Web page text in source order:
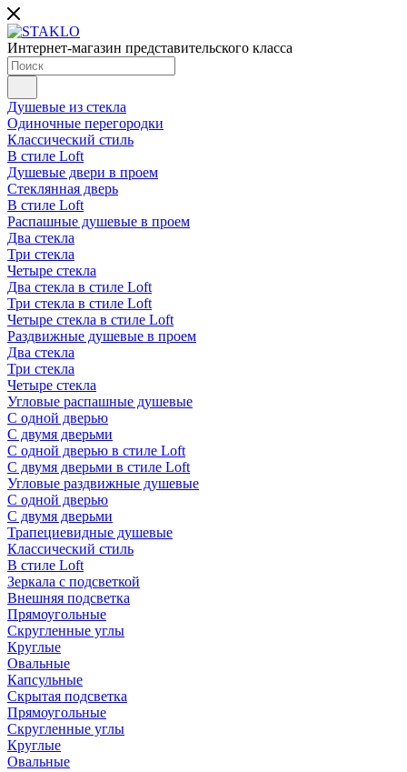
Интернет-магазин представительского класса
Душевые из стекла
Одиночные перегородки
Классический стиль
В стиле Loft
Душевые двери в проем
Стеклянная дверь
В стиле Loft
Распашные душевые в проем
Два стекла
Три стекла
Четыре стекла
Два стекла в стиле Loft
Три стекла в стиле Loft
Четыре стекла в стиле Loft
Раздвижные душевые в проем
Два стекла
Три стекла
Четыре стекла
Угловые распашные душевые
С одной дверью
С двумя дверьми
С одной дверью в стиле Loft
С двумя дверьми в стиле Loft
Угловые раздвижные душевые
С одной дверью
С двумя дверьми
Трапециевидные душевые
Классический стиль
В стиле Loft
Зеркала с подсветкой
Внешняя подсветка
Прямоугольные
Скругленные углы
Круглые
Овальные
Капсульные
Скрытая подсветка
Прямоугольные
Скругленные углы
Круглые
Овальные